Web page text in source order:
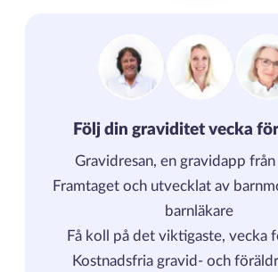
Följ din graviditet vecka
Gravidresan, en gravidapp från
Framtaget och utvecklat av
barnläkare
Få koll på det viktigaste, vecka
Kostnadsfria gravid- och